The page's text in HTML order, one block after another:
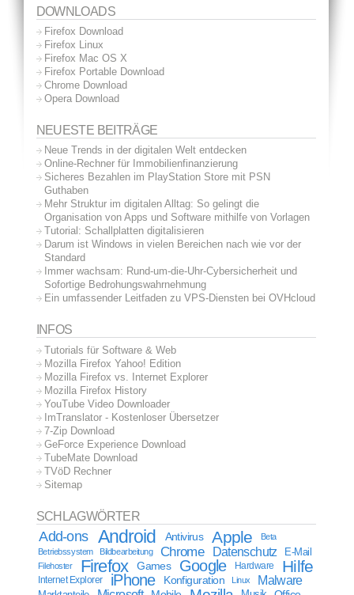
DOWNLOADS
Firefox Download
Firefox Linux
Firefox Mac OS X
Firefox Portable Download
Chrome Download
Opera Download
NEUESTE BEITRÄGE
Neue Trends in der digitalen Welt entdecken
Online-Rechner für Immobilienfinanzierung
Sicheres Bezahlen im PlayStation Store mit PSN
Guthaben
Mehr Struktur im digitalen Alltag: So gelingt die
Organisation von Apps und Software mithilfe von Vorlagen
Tutorial: Schallplatten digitalisieren
Darum ist Windows in vielen Bereichen nach wie vor der
Standard
Immer wachsam: Rund-um-die-Uhr-Cybersicherheit und
Sofortige Bedrohungswahrnehmung
Ein umfassender Leitfaden zu VPS-Diensten bei OVHcloud
INFOS
Tutorials für Software & Web
Mozilla Firefox Yahoo! Edition
Mozilla Firefox vs. Internet Explorer
Mozilla Firefox History
YouTube Video Downloader
ImTranslator - Kostenloser Übersetzer
7-Zip Download
GeForce Experience Download
TubeMate Download
TVöD Rechner
Sitemap
SCHLAGWÖRTER
Add-ons Android Antivirus Apple
Beta
Betriebssystem
Bildbearbeitung Chrome Datenschutz E-Mail
Filehoster Firefox Games Google Hardware Hilfe
Internet Explorer iPhone Konfiguration Linux Malware